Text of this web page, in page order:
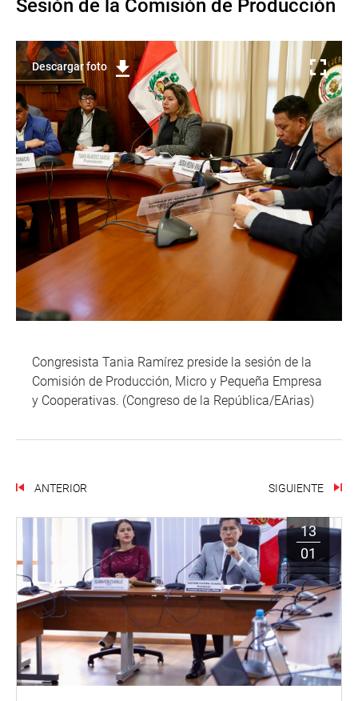
Sesión de la Comisión de Producción
Descargar foto
Congresista Tania Ramírez preside la sesión de la
Comisión de Producción, Micro y Pequeña Empresa
y Cooperativas. (Congreso de la República/EArias)
ANTERIOR SIGUIENTE
13
01